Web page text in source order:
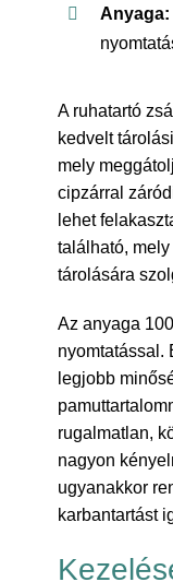
Anyaga:
A ruhatartó
kedvelt
mely
cipzárral
lehet
található,
tárolására
Az anyaga
nyomtatással.
legjobb
rugalmatlan,
nagyon
ugyanakkor
karbantartást